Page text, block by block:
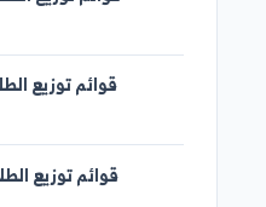
قوائم توزيع الطلاب السنة الرابعة